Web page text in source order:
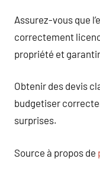
Assurez-vous que
correctement
propriété et
Obtenir des devis
budgetiser
surprises.
Source à propos de